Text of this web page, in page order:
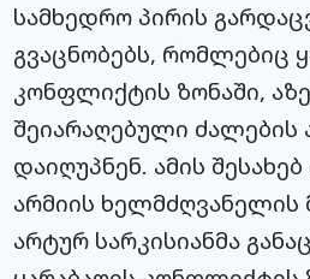
სამხედრო პირის
გვაცნობებს, რომლებიც
კონფლიქტის ზონაში,
შეიარაღებული ძალების
დაიღუპნენ. ამის
არმიის
არტურ სარკისიანმა